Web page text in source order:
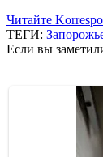
Читайте
ТЕГИ:
Если вы